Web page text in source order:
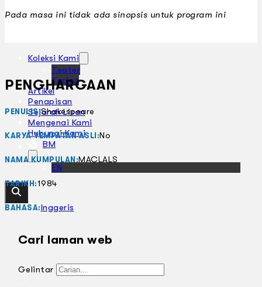
Koleksi Kami
Teater
Tarian
Artikel
Penapisan
Sejarah Lisan
Mengenai Kami
Hubungi Kami
BM
EN
Cari laman web
Gelintar
Pada masa ini tidak ada sinopsis untuk program ini
PENGHARGAAN
PENULIS:Shakespeare
KARYA TEMPATAN ASLI:No
NAMA KUMPULAN:MACLALS
TARIKH:1984
BAHASA:Inggeris